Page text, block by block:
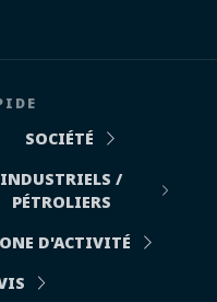
SOCIÉTÉ
INDUSTRIELS /
PÉTROLIERS
D'ACTIVITÉ